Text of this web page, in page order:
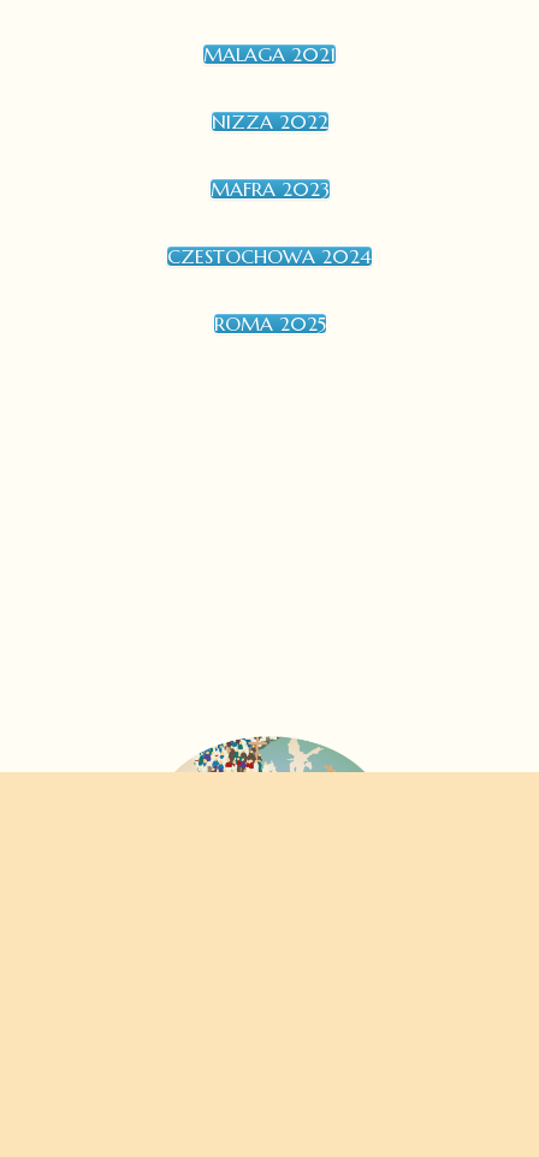
MALAGA 2021
NIZZA 2022
MAFRA 2023
CZESTOCHOWA 2024
ROMA 2025